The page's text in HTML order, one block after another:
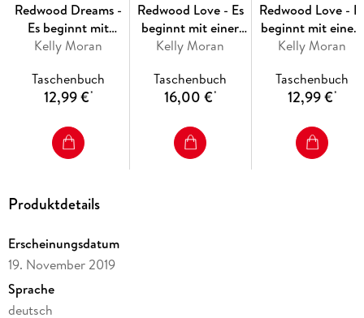
Redwood Dreams -
Es beginnt mit
einem Knistern
Kelly Moran
Taschenbuch
12,99 €*
Redwood Love - Es
beginnt mit einer
Nacht
Kelly Moran
Taschenbuch
16,00 €*
Redwood Love -
beginnt mit einem
Kuss
Kelly Moran
Taschenbuch
12,99 €*
Produktdetails
Erscheinungsdatum
19. November 2019
Sprache
deutsch